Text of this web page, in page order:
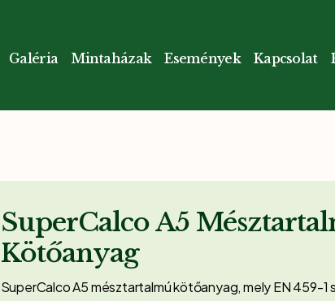
Galéria Mintaházak Események Kapcsolat
SuperCalco A5
Kötőanyag
SuperCalco A5 mésztartalmú kötőanyag, mely EN 459-1